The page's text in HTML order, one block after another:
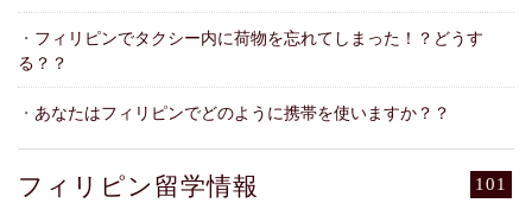
・ フィリピンでタクシー内に荷物を忘れてしまった！？どうす
る？？
・ あなたはフィリピンでどのように携帯を使いますか？？
101
フィリピン留学情報